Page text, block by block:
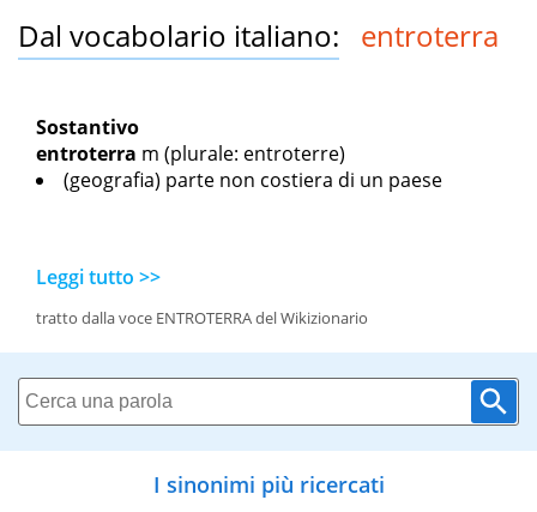
Dal vocabolario italiano: entroterra
Sostantivo
entroterra m (plurale: entroterre)
(geografia) parte non costiera di un paese
Leggi tutto >>
tratto dalla voce ENTROTERRA del Wikizionario
I sinonimi più ricercati